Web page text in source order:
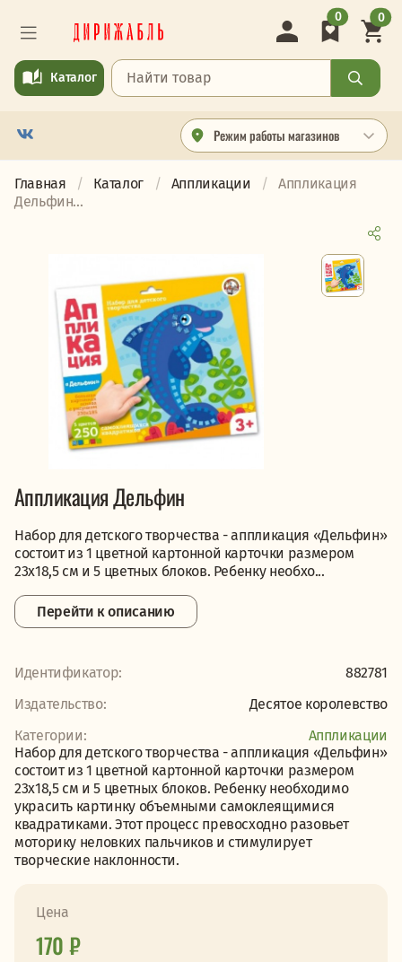
Режим работы магазинов
Каталог
0 0
Главная Каталог Аппликации
Аппликация
Дельфин...
Аппликация Дельфин
Набор для детского творчества - аппликация «Дельфин»
состоит из 1 цветной картонной карточки размером
23х18,5 см и 5 цветных блоков. Ребенку необхо...
Перейти к описанию
Идентификатор:
882781
Издательство:
Десятое королевство
Категории:
Аппликации
Набор для детского творчества - аппликация «Дельфин»
состоит из 1 цветной картонной карточки размером
23х18,5 см и 5 цветных блоков. Ребенку необходимо
украсить картинку объемными самоклеящимися
квадратиками. Этот процесс превосходно разовьет
моторику неловких пальчиков и стимулирует
творческие наклонности.
Цена
170 ₽